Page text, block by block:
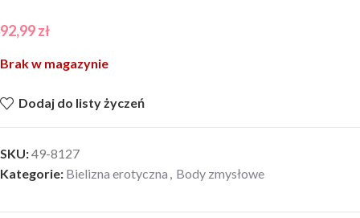
92,99zł
Brak w magazynie
Dodaj do listy życzeń
SKU:49-8127
Kategorie: Bielizna erotyczna Body zmysłowe